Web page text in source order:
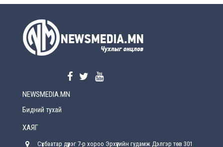
2026-08-5
2026-08-5
хүрсэн өгөөжөөрөө ажлаа үнэлж, хэрэгжилтээ
NEWSMEDIA.MN
Бидний тухай
ХАЯГ
Сүхбаатар дүүрэг 7-р хороо Эрхүүгийн гудамж Дэлгэр төв 301